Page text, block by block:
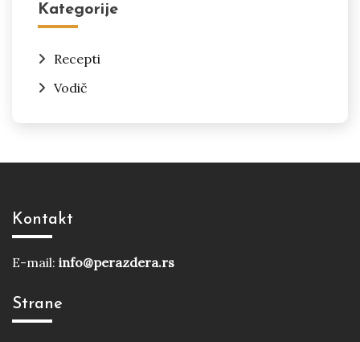
Kategorije
Recepti
Vodič
Kontakt
E-mail: info@perazdera.rs
Strane